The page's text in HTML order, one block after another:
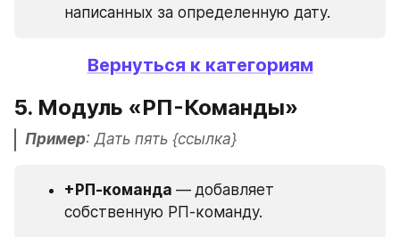
написанных за определенную дату.
Вернуться к категориям
5. Модуль «РП-Команды»
Пример: Дать пять {ссылка}
+РП-команда — добавляет
собственную РП-команду.